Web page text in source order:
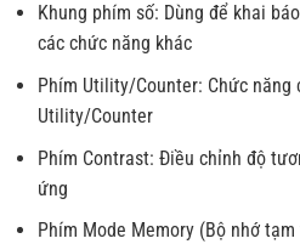
Khung phím số: Dùng để khai
các chức năng khác
Phím Utility/Counter: Chức năng
Utility/Counter
Phím Contrast: Điều chỉnh độ
ứng
Phím Mode Memory (Bộ nhớ